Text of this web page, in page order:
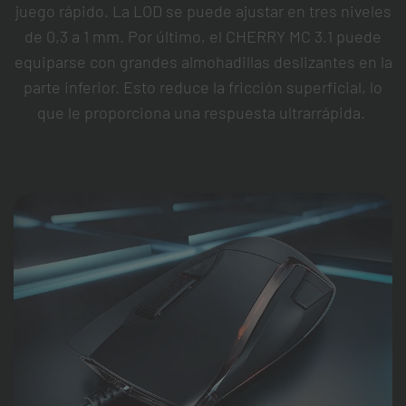
juego rápido. La LOD se puede ajustar en tres niveles
de 0,3 a 1 mm. Por último, el CHERRY MC 3.1 puede
equiparse con grandes almohadillas deslizantes en la
parte inferior. Esto reduce la fricción superficial, lo
que le proporciona una respuesta ultrarrápida.